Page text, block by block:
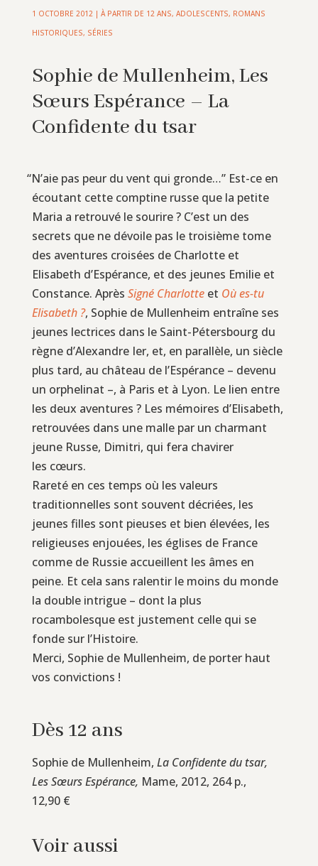
1 OCTOBRE 2012 | À PARTIR DE 12 ANS, ADOLESCENTS, ROMANS
HISTORIQUES, SÉRIES
Sophie de Mullenheim, Les
Sœurs Espérance – La
Confidente du tsar
“N’aie pas peur du vent qui gronde…” Est-ce en
écoutant cette comptine russe que la petite
Maria a retrouvé le sourire ? C’est un des
secrets que ne dévoile pas le troisième tome
des aventures croisées de Charlotte et
Elisabeth d’Espérance, et des jeunes Emilie et
Constance. Après Signé Charlotteet Où es-tu
Elisabeth ?, Sophie de Mullenheim entraîne ses
jeunes lectrices dans le Saint-Pétersbourg du
règne d’Alexandre Ier, et, en parallèle, un siècle
plus tard, au château de l’Espérance – devenu
un orphelinat –, à Paris et à Lyon. Le lien entre
les deux aventures ? Les mémoires d’Elisabeth,
retrouvées dans une malle par un charmant
jeune Russe, Dimitri, qui fera chavirer
les cœurs.
Rareté en ces temps où les valeurs
traditionnelles sont souvent décriées, les
jeunes filles sont pieuses et bien élevées, les
religieuses enjouées, les églises de France
comme de Russie accueillent les âmes en
peine. Et cela sans ralentir le moins du monde
la double intrigue – dont la plus
rocambolesque est justement celle qui se
fonde sur l’Histoire.
Merci, Sophie de Mullenheim, de porter haut
vos convictions !
Dès 12 ans
Sophie de Mullenheim, La Confidente du tsar,
Les Sœurs Espérance, Mame, 2012, 264 p.,
12,90 €
Voir aussi